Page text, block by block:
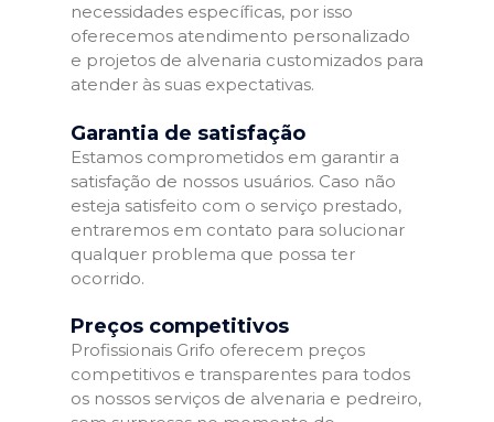
necessidades específicas, por isso
oferecemos atendimento personalizado
e projetos de alvenaria customizados para
atender às suas expectativas.
Garantia de satisfação
Estamos comprometidos em garantir a
satisfação de nossos usuários. Caso não
esteja satisfeito com o serviço prestado,
entraremos em contato para solucionar
qualquer problema que possa ter
ocorrido.
Preços competitivos
Profissionais Grifo oferecem preços
competitivos e transparentes para todos
os nossos serviços de alvenaria e pedreiro,